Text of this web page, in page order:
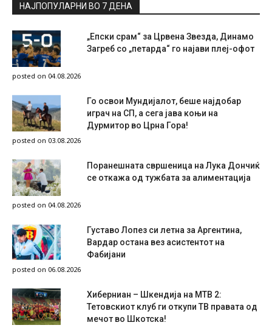
НАЈПОПУЛАРНИ ВО 7 ДЕНА
„Епски срам“ за Црвена Звезда, Динамо
Загреб со „петарда“ го најави плеј-офот
posted on 04.08.2026
Го освои Мундијалот, беше најдобар
играч на СП, а сега јава коњи на
Дурмитор во Црна Гора!
posted on 03.08.2026
Поранешната свршеница на Лука Дончиќ
се откажа од тужбата за алиментација
posted on 04.08.2026
Густаво Лопез си летна за Аргентина,
Вардар остана вез асистентот на
Фабијани
posted on 06.08.2026
Хиберниан – Шкендија на МТВ 2:
Тетовскиот клуб ги откупи ТВ правата од
мечот во Шкотска!